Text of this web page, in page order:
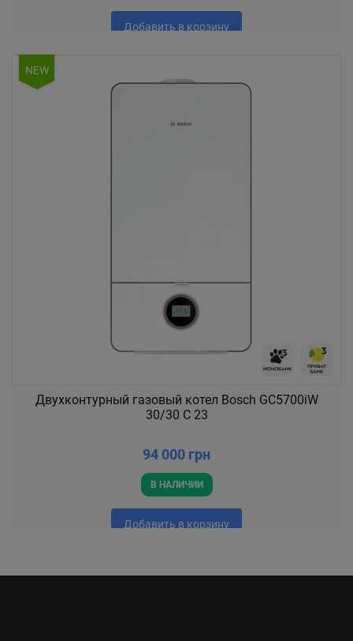
Добавить в корзину
NEW
Двухконтурный газовый котел Bosch GC5700iW
30/30 C 23
94 000 грн
В НАЛИЧИИ
Добавить в корзину